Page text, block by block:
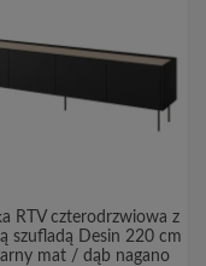
RTV czterodrzwiowa z
szufladą Desin 220 cm
mat / dąb nagano